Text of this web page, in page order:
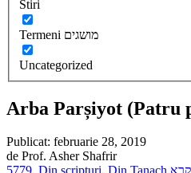
Stiri
Termeni מושגים
Uncategorized
Arba Parșiyot (Patru
Publicat: februarie 28, 2019
de Prof. Asher Shafrir